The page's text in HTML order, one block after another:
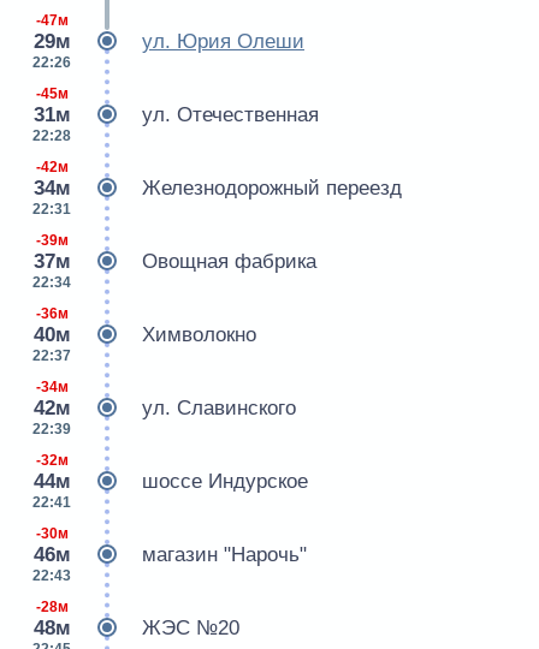
-47м
29м
22:26
ул. Юрия Олеши
-45м
31м
22:28
ул. Отечественная
-42м
34м
22:31
Железнодорожный переезд
-39м
37м
22:34
Овощная фабрика
-36м
40м
22:37
Химволокно
-34м
42м
22:39
ул. Славинского
-32м
44м
22:41
шоссе Индурское
-30м
46м
22:43
магазин "Нарочь"
-28м
48м ЖЭС №20